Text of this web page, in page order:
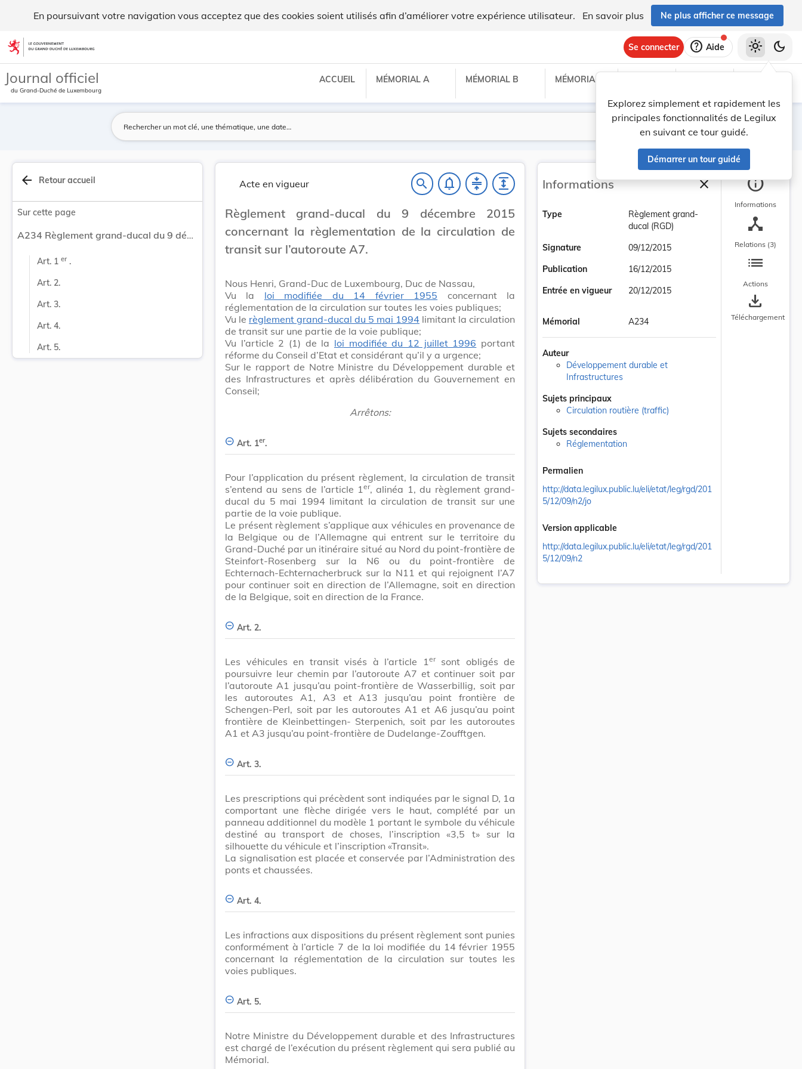
En poursuivant votre navigation vous acceptez que des cookies soient utilisés afin d’améliorer votre expérience utilisateur. En savoir plus Ne plus afficher ce message
Aller au contenu
Se connecter help Aide
Explorez simplement et rapidement les
principales fonctionnalités de Legilux
en suivant ce tour guidé.
Démarrer un tour guidé
light_mode dark_mode
Journal officiel
du Grand-Duché de Luxembourg
ACCUEIL MÉMORIAL A MÉMORIAL B MÉMORIAL C
Lancer la recherche
Filtres
arrow_back Retour accueil
Sur cette page
A234 Règlement grand-ducal du 9 décembre 2015 concernant la règlementation de la circulation de transit sur l'autoroute A7.
Art. 1 er .
Art. 2.
Art. 3.
Art. 4.
Art. 5.
Acte en vigueur search notifications_none compress expand
Règlement grand-ducal du 9 décembre 2015
concernant la règlementation de la circulation de
transit sur l’autoroute A7.
Nous Henri, Grand-Duc de Luxembourg, Duc de Nassau,
Vu la loi modifiée du 14 février 1955 concernant la
réglementation de la circulation sur toutes les voies publiques;
Vu le règlement grand-ducal du 5 mai 1994 limitant la circulation
de transit sur une partie de la voie publique;
Vu l’article 2 (1) de la loi modifiée du 12 juillet 1996 portant
réforme du Conseil d’Etat et considérant qu’il y a urgence;
Sur le rapport de Notre Ministre du Développement durable et
des Infrastructures et après délibération du Gouvernement en
Conseil;
Arrêtons:
Art. 1er.
Pour l’application du présent règlement, la circulation de transit
s’entend au sens de l’article 1 er, alinéa 1, du règlement grand-
ducal du 5 mai 1994 limitant la circulation de transit sur une
partie de la voie publique.
Le présent règlement s’applique aux véhicules en provenance de
la Belgique ou de l’Allemagne qui entrent sur le territoire du
Grand-Duché par un itinéraire situé au Nord du point-frontière de
Steinfort-Rosenberg sur la N6 ou du point-frontière de
Echternach-Echternacherbruck sur la N11 et qui rejoignent l’A7
pour continuer soit en direction de l’Allemagne, soit en direction
de la Belgique, soit en direction de la France.
Art. 2.
Les véhicules en transit visés à l’article 1 ersont obligés de
poursuivre leur chemin par l’autoroute A7 et continuer soit par
l’autoroute A1 jusqu’au point-frontière de Wasserbillig, soit par
les autoroutes A1, A3 et A13 jusqu’au point frontière de
Schengen-Perl, soit par les autoroutes A1 et A6 jusqu’au point
frontière de Kleinbettingen- Sterpenich, soit par les autoroutes
A1 et A3 jusqu’au point-frontière de Dudelange-Zoufftgen.
Art. 3.
Les prescriptions qui précèdent sont indiquées par le signal D, 1a
comportant une flèche dirigée vers le haut, complété par un
panneau additionnel du modèle 1 portant le symbole du véhicule
destiné au transport de choses, l’inscription «3,5 t» sur la
silhouette du véhicule et l’inscription «Transit».
La signalisation est placée et conservée par l’Administration des
ponts et chaussées.
Art. 4.
Les infractions aux dispositions du présent règlement sont punies
conformément à l’article 7 de la loi modifiée du 14 février 1955
concernant la réglementation de la circulation sur toutes les
voies publiques.
Art. 5.
Notre Ministre du Développement durable et des Infrastructures
est chargé de l’exécution du présent règlement qui sera publié au
Mémorial.
Informations closeFermer la barre
Type
Règlement grand-
ducal (RGD)
Signature
09/12/2015
Publication
16/12/2015
Entrée en vigueur
20/12/2015
Mémorial A234
Auteur
Développement durable et
Infrastructures
Sujets principaux
Circulation routière (traffic)
Sujets secondaires
Réglementation
Permalien
http://data.legilux.public.lu/eli/etat/leg/rgd/201
5/12/09/n2/jo
Version applicable
http://data.legilux.public.lu/eli/etat/leg/rgd/201
5/12/09/n2
info
Informations
device_hub
Relations (3)
list
Actions
save_alt
Téléchargement